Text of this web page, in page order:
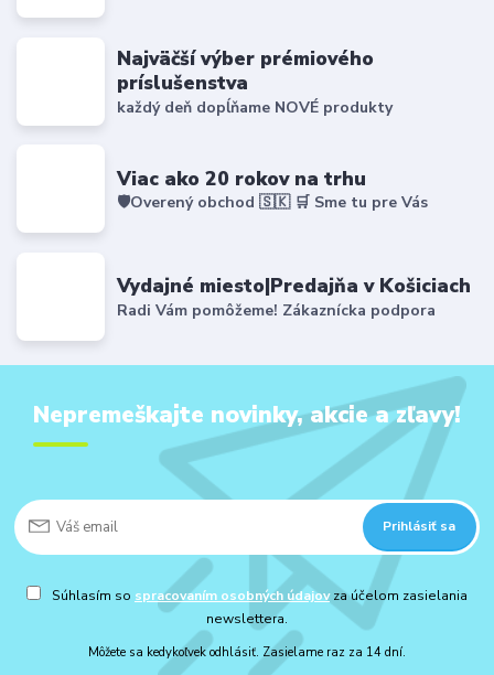
Najväčší výber prémiového
príslušenstva
každý deň dopĺňame NOVÉ produkty
Viac ako 20 rokov na trhu
🛡️Overený obchod 🇸🇰 🛒 Sme tu pre Vás
Vydajné miesto|Predajňa v Košiciach
Radi Vám pomôžeme! Zákaznícka podpora
Nepremeškajte novinky, akcie a zľavy!
Prihlásiť sa
Súhlasím so spracovaním osobných údajovza účelom zasielania
newslettera.
Môžete sa kedykoľvek odhlásiť. Zasielame raz za 14 dní.